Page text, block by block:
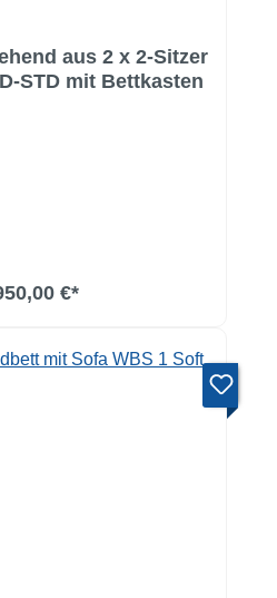
aus 2 x 2-Sitzer
STD mit Bettkasten
€*